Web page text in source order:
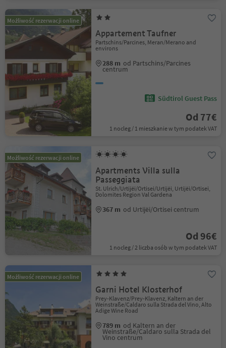
Możliwość rezerwacji online
Appartement Taufner
Partschins/Parcines, Meran/Merano and
environs
288 m od Partschins/Parcines
centrum
Südtirol Guest Pass
Od 77€
1 nocleg / 1 mieszkanie w tym podatek VAT
Możliwość rezerwacji online
Apartments Villa sulla
Passeggiata
St. Ulrich/Urtijëi/Ortisei/Urtijëi, Urtijëi/Ortisei,
Dolomites Region Val Gardena
367 m od Urtijëi/Ortisei centrum
Od 96€
1 nocleg / 2 liczba osób w tym podatek VAT
Możliwość rezerwacji online
Garni Hotel Klosterhof
Prey-Klavenz/Prey-Klavenz, Kaltern an der
Weinstraße/Caldaro sulla Strada del Vino, Alto
Adige Wine Road
789 m od Kaltern an der
Weinstraße/Caldaro sulla Strada del
Vino centrum